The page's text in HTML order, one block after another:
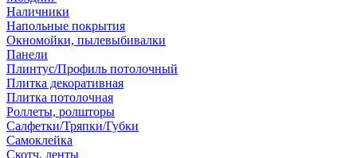
Наличники
Напольные покрытия
Окномойки, пылевыбивалки
Панели
Плинтус/Профиль потолочный
Плитка декоративная
Плитка потолочная
Роллеты, ролшторы
Салфетки/Тряпки/Губки
Самоклейка
Скотч, ленты